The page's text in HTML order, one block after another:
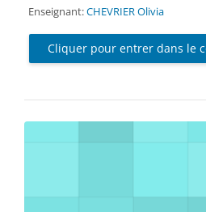
Enseignant:CHEVRIER Olivia
Cliquer pour entrer dans le